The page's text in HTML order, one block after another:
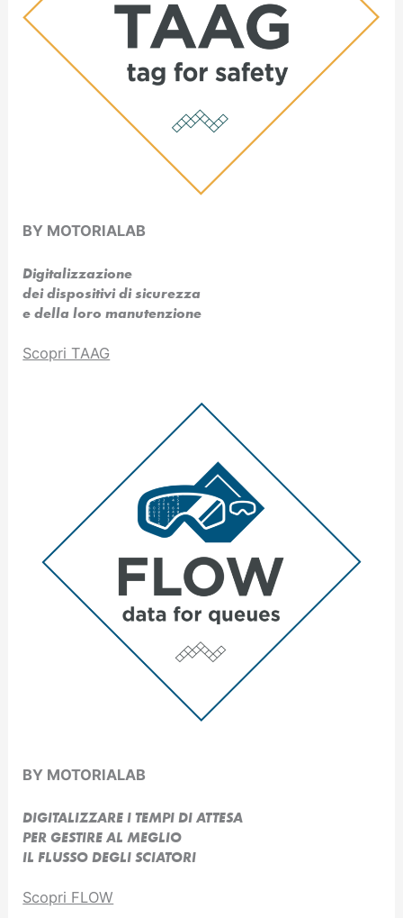
BY MOTORIALAB
Digitalizzazione
dei dispositivi di sicurezza
e della loro manutenzione
Scopri TAAG
BY MOTORIALAB
DIGITALIZZARE I TEMPI DI ATTESA
PER GESTIRE AL MEGLIO
IL FLUSSO DEGLI SCIATORI
Scopri FLOW